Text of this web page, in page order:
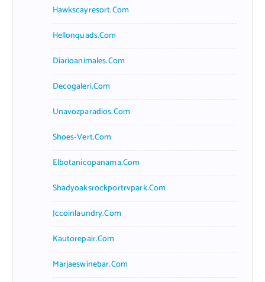
Hawkscayresort.com
Hellonquads.com
Diarioanimales.com
Decogaleri.com
Unavozparadios.com
Shoes-Vert.com
Elbotanicopanama.com
Shadyoaksrockportrvpark.com
Jccoinlaundry.com
Kautorepair.com
Marjaeswinebar.com